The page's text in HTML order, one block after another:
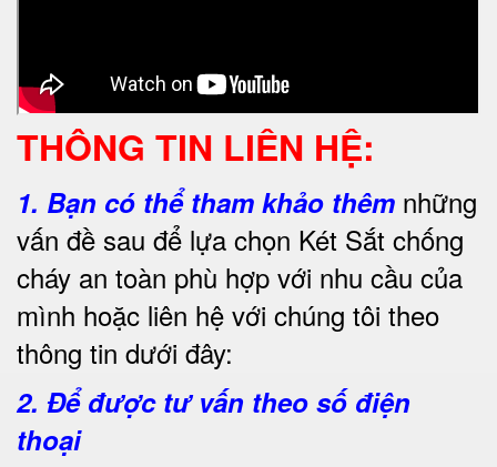
THÔNG TIN LIÊN HỆ:
1. Bạn có thể tham khảo thêm những
vấn đề sau để lựa chọn Két Sắt chống
cháy an toàn phù hợp với nhu cầu của
mình hoặc liên hệ với chúng tôi theo
thông tin dưới đây:
2. Để được tư vấn theo số điện
thoại